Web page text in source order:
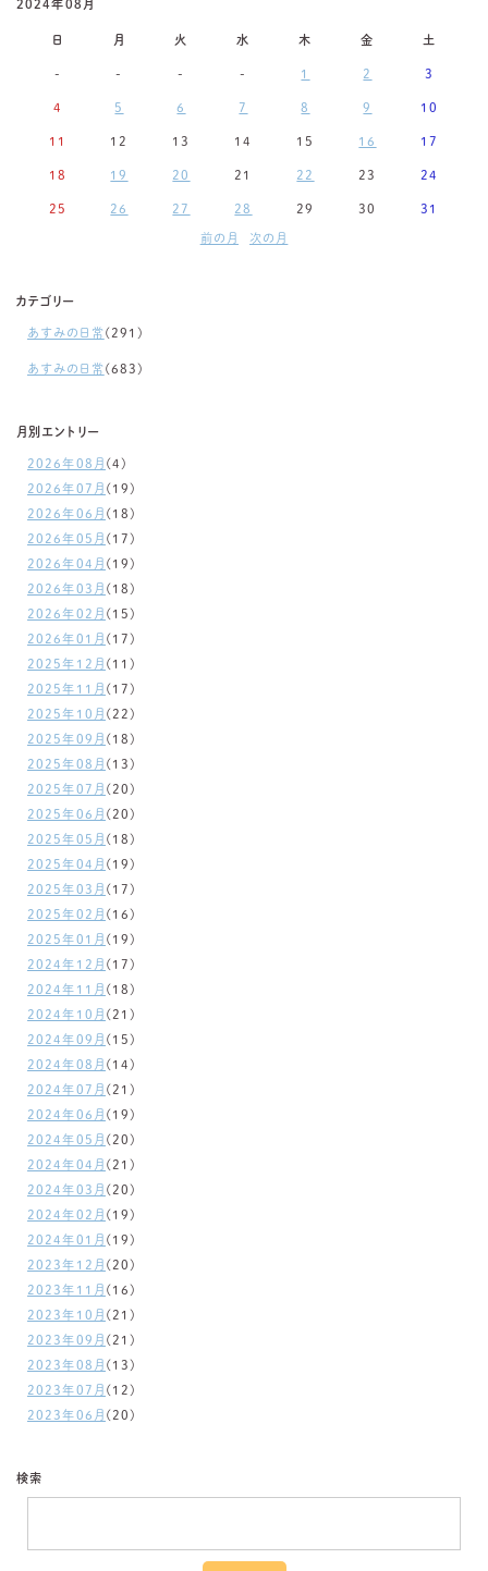
2024年08月
日 月 火 水 木 金 土
- - - - 1 2 3
4 5 6 7 8 9 10
11 12 13 14 15 16 17
18 19 20 21 22 23 24
25 26 27 28 29 30 31
前の月 次の月
カテゴリー
あすみの日常(291)
あすみの日常(683)
月別エントリー
2026年08月 (4)
2026年07月 (19)
2026年06月 (18)
2026年05月 (17)
2026年04月 (19)
2026年03月 (18)
2026年02月 (15)
2026年01月 (17)
2025年12月 (11)
2025年11月 (17)
2025年10月 (22)
2025年09月 (18)
2025年08月 (13)
2025年07月 (20)
2025年06月 (20)
2025年05月 (18)
2025年04月 (19)
2025年03月 (17)
2025年02月 (16)
2025年01月 (19)
2024年12月 (17)
2024年11月 (18)
2024年10月 (21)
2024年09月 (15)
2024年08月 (14)
2024年07月 (21)
2024年06月 (19)
2024年05月 (20)
2024年04月 (21)
2024年03月 (20)
2024年02月 (19)
2024年01月 (19)
2023年12月 (20)
2023年11月 (16)
2023年10月 (21)
2023年09月 (21)
2023年08月 (13)
2023年07月 (12)
2023年06月 (20)
検索